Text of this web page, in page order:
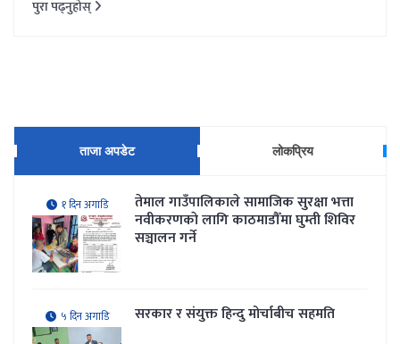
पुरा पढ्नुहोस्
ताजा अपडेट लोकप्रिय
१ दिन अगाडि तेमाल गाउँपालिकाले सामाजिक सुरक्षा भत्ता
नवीकरणकाे लागि काठमाडौँमा घुम्ती शिविर
सञ्चालन गर्ने
५ दिन अगाडि सरकार र संयुक्त हिन्दु मोर्चाबीच सहमति